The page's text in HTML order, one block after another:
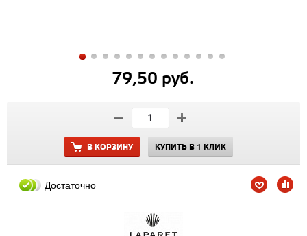
79,50 руб.
В КОРЗИНУ КУПИТЬ В 1 КЛИК
Достаточно